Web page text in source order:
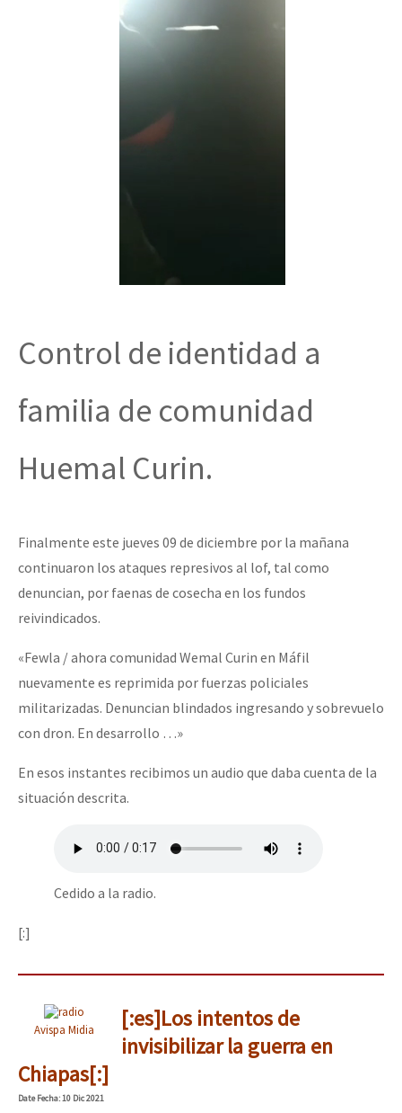
Control de identidad a
familia de comunidad
Huemal Curin.
Finalmente este jueves 09 de diciembre por la mañana
continuaron los ataques represivos al lof, tal como
denuncian, por faenas de cosecha en los fundos
reivindicados.
«Fewla / ahora comunidad Wemal Curin en Máfil
nuevamente es reprimida por fuerzas policiales
militarizadas. Denuncian blindados ingresando y sobrevuelo
con dron. En desarrollo …»
En esos instantes recibimos un audio que daba cuenta de la
situación descrita.
Cedido a la radio.
[:]
Avispa Midia
[:es]Los intentos de
invisibilizar la guerra en
Chiapas[:]
DateFecha: 10 Dic 2021